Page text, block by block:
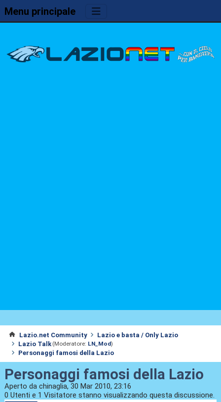
Menu principale
Lazio.net Community
Lazio e basta / Only Lazio
Lazio Talk (Moderatore: LN_Mod)
Personaggi famosi della Lazio
Personaggi famosi della Lazio
Aperto da chinaglia, 30 Mar 2010, 23:16
0 Utenti e 1 Visitatore stanno visualizzando questa discussione.